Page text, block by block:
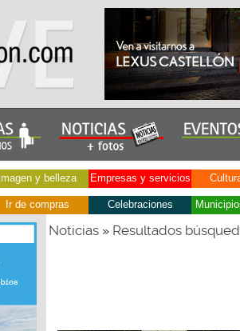
Imagen y belleza Empresas y servicios
Ir de compras Celebraciones
Noticias» Resultados